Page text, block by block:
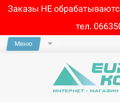
Заказы НЕ
тел.
Меню